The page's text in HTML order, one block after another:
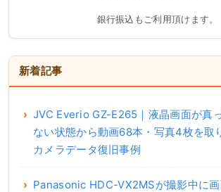
銀行振込もご利用頂けます。
新着記事
JVC Everio GZ-E265｜液晶画面が真
ない状態から動画68本・写真4枚を取
カメラデータ復旧事例
Panasonic HDC-VX2MSが撮影中に